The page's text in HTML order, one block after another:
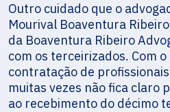
Outro cuidado que o
Mourival Boaventura
da Boaventura Ribeiro
com os terceirizados. Com
contratação de
muitas vezes não fica claro
ao recebimento do décimo